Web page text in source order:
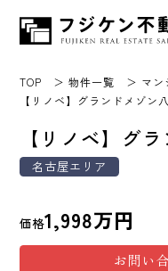
TOP 物件一覧
マン
【リノベ】グランドメゾン
【リノベ】グ
名古屋エリア
価格1,998万円
お問い